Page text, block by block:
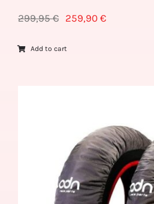
299,95€ 259,90 €
Add to cart